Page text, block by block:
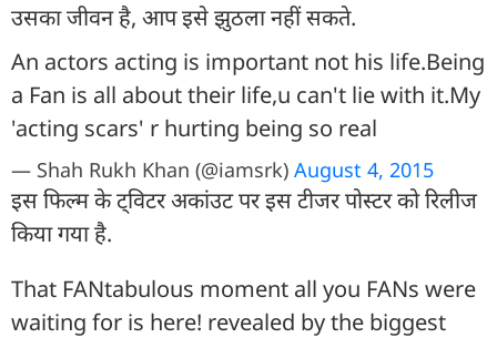
उसका जीवन है, आप इसे झुठला नहीं सकते.
An actors acting is important not his life.Being
a Fan is all about their life,u can't lie with it.My
'acting scars' r hurting being so real
— Shah Rukh Khan (@iamsrk) August 4, 2015
इस फिल्म के ट्विटर अकांउट पर इस टीजर पोस्टर को रिलीज
किया गया है.
That FANtabulous moment all you FANs were
waiting for is here! revealed by the biggest